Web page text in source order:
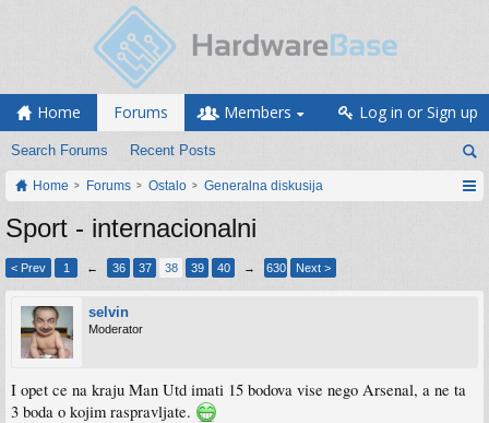
Home Forums
Search Forums Recent Posts
Members Log in or Sign up
Home Forums Ostalo Generalna diskusija
Sport - internacionalni
< Prev 1 ← 36 37 38 39 40 → 630 Next >
selvin
Moderator
I opet ce na kraju Man Utd imati 15 bodova vise nego Arsenal, a ne ta
3 boda o kojim raspravljate.